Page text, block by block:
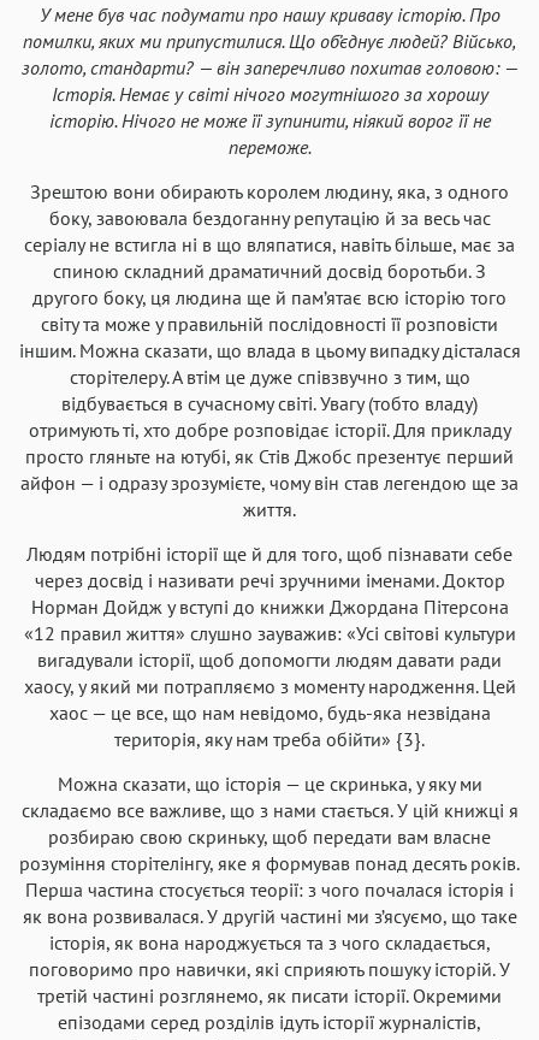
У мене був час подумати про нашу криваву історію. Про
помилки, яких ми припустилися. Що об’єднує людей? Військо,
золото, стандарти? — він заперечливо похитав головою: —
Історія. Немає у світі нічого могутнішого за хорошу
історію. Нічого не може її зупинити, ніякий ворог її не
переможе.
Зрештою вони обирають королем людину, яка, з одного
боку, завоювала бездоганну репутацію й за весь час
серіалу не встигла ні в що вляпатися, навіть більше, має за
спиною складний драматичний досвід боротьби. З
другого боку, ця людина ще й пам’ятає всю історію того
світу та може у правильній послідовності її розповісти
іншим. Можна сказати, що влада в цьому випадку дісталася
сторітелеру. А втім це дуже співзвучно з тим, що
відбувається в сучасному світі. Увагу (тобто владу)
отримують ті, хто добре розповідає історії. Для прикладу
просто гляньте на ютубі, як Стів Джобс презентує перший
айфон — і одразу зрозумієте, чому він став легендою ще за
життя.
Людям потрібні історії ще й для того, щоб пізнавати себе
через досвід і називати речі зручними іменами. Доктор
Норман Дойдж у вступі до книжки Джордана Пітерсона
«12 правил життя» слушно зауважив: «Усі світові культури
вигадували історії, щоб допомогти людям давати ради
хаосу, у який ми потрапляємо з моменту народження. Цей
хаос — це все, що нам невідомо, будь-яка незвідана
територія, яку нам треба обійти» {3}.
Можна сказати, що історія — це скринька, у яку ми
складаємо все важливе, що з нами стається. У цій книжці я
розбираю свою скриньку, щоб передати вам власне
розуміння сторітелінгу, яке я формував понад десять років.
Перша частина стосується теорії: з чого почалася історія і
як вона розвивалася. У другій частині ми з’ясуємо, що таке
історія, як вона народжується та з чого складається,
поговоримо про навички, які сприяють пошуку історій. У
третій частині розглянемо, як писати історії. Окремими
епізодами серед розділів ідуть історії журналістів,